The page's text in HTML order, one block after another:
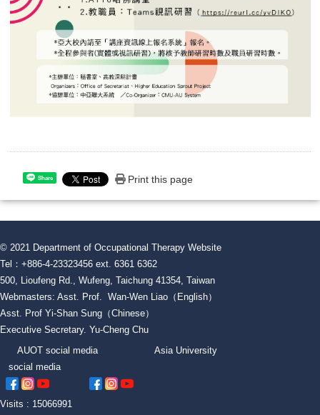
Share Print this page
© 2021 Department of Occupational Therapy Website
Tel：+886-4-23323456 ext. 6361 6362
500, Lioufeng Rd., Wufeng, Taichung 41354, Taiwan
Webmasters: Asst. Prof. Wan-Wen Liao（English）
Asst. Prof Yi-Shan Sung（Chinese）
Executive Secretary. Yu-Cheng Chu
AUOT social media Asia University
social media
Visits : 15066991